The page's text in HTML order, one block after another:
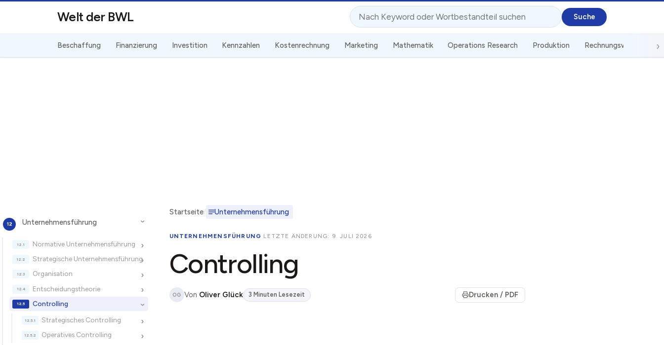
Welt der BWL Suche
Beschaffung Finanzierung Investition Kennzahlen Kostenrechnung Marketing Mathematik Operations Research Produktion Rechnungswesen
›
Unternehmensführung
›
Normative Unternehmensführung
›
Strategische Unternehmensführung
›
Organisation
›
Entscheidungstheorie
›
Controlling
›
Strategisches Controlling
›
Operatives Controlling
Startseite Unternehmensführung
UNTERNEHMENSFÜHRUNG · LETZTE ÄNDERUNG: 9. JULI 2026
Controlling
OG Von Oliver Glück 3 Minuten Lesezeit Drucken / PDF